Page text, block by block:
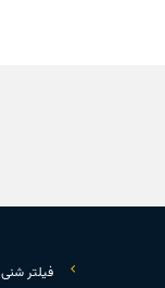
فیلتر شنی